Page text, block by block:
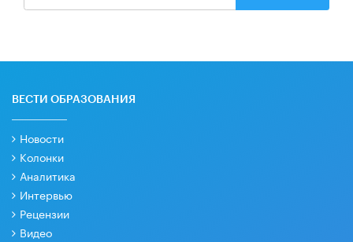
ВЕСТИ ОБРАЗОВАНИЯ
Новости
Колонки
Аналитика
Интервью
Рецензии
Видео